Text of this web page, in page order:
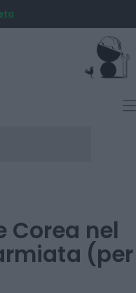
Corea nel
(per